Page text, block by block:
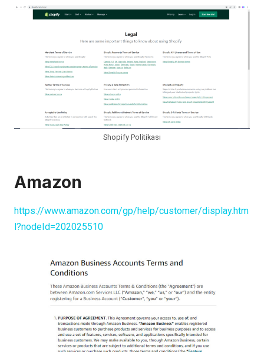
Shopify Politikası
Amazon
https://www.amazon.com/gp/help/customer/display.htm
l?nodeId=202025510